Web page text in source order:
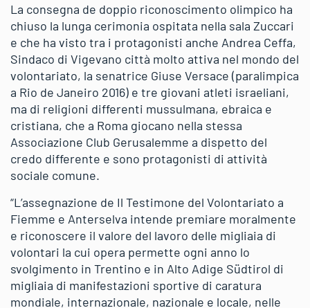
La consegna de doppio riconoscimento olimpico ha
chiuso la lunga cerimonia ospitata nella sala Zuccari
e che ha visto tra i protagonisti anche Andrea Ceffa,
Sindaco di Vigevano città molto attiva nel mondo del
volontariato, la senatrice Giuse Versace (paralimpica
a Rio de Janeiro 2016) e tre giovani atleti israeliani,
ma di religioni differenti mussulmana, ebraica e
cristiana, che a Roma giocano nella stessa
Associazione Club Gerusalemme a dispetto del
credo differente e sono protagonisti di attività
sociale comune.
“L’assegnazione de Il Testimone del Volontariato a
Fiemme e Anterselva intende premiare moralmente
e riconoscere il valore del lavoro delle migliaia di
volontari la cui opera permette ogni anno lo
svolgimento in Trentino e in Alto Adige Südtirol di
migliaia di manifestazioni sportive di caratura
mondiale, internazionale, nazionale e locale, nelle